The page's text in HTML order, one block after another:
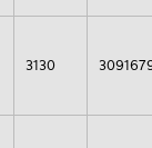
3130